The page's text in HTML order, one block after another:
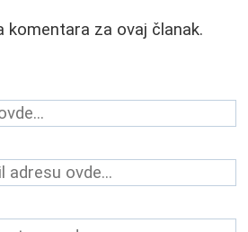
komentara za ovaj članak.